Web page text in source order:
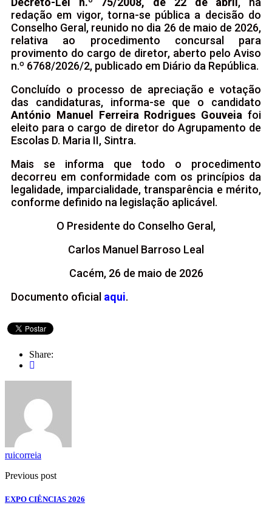
redação em vigor, torna-se pública a decisão do
Conselho Geral, reunido no dia 26 de maio de 2026,
relativa ao procedimento concursal para
provimento do cargo de diretor, aberto pelo Aviso
n.º 6768/2026/2, publicado em Diário da República.
Concluído o processo de apreciação e votação
das candidaturas, informa-se que o candidato
António Manuel Ferreira Rodrigues Gouveia foi
eleito para o cargo de diretor do Agrupamento de
Escolas D. Maria II, Sintra.
Mais se informa que todo o procedimento
decorreu em conformidade com os princípios da
legalidade, imparcialidade, transparência e mérito,
conforme definido na legislação aplicável.
O Presidente do Conselho Geral,
Carlos Manuel Barroso Leal
Cacém, 26 de maio de 2026
Documento oficial aqui.
Share:
ruicorreia
Previous post
EXPO CIÊNCIAS 2026